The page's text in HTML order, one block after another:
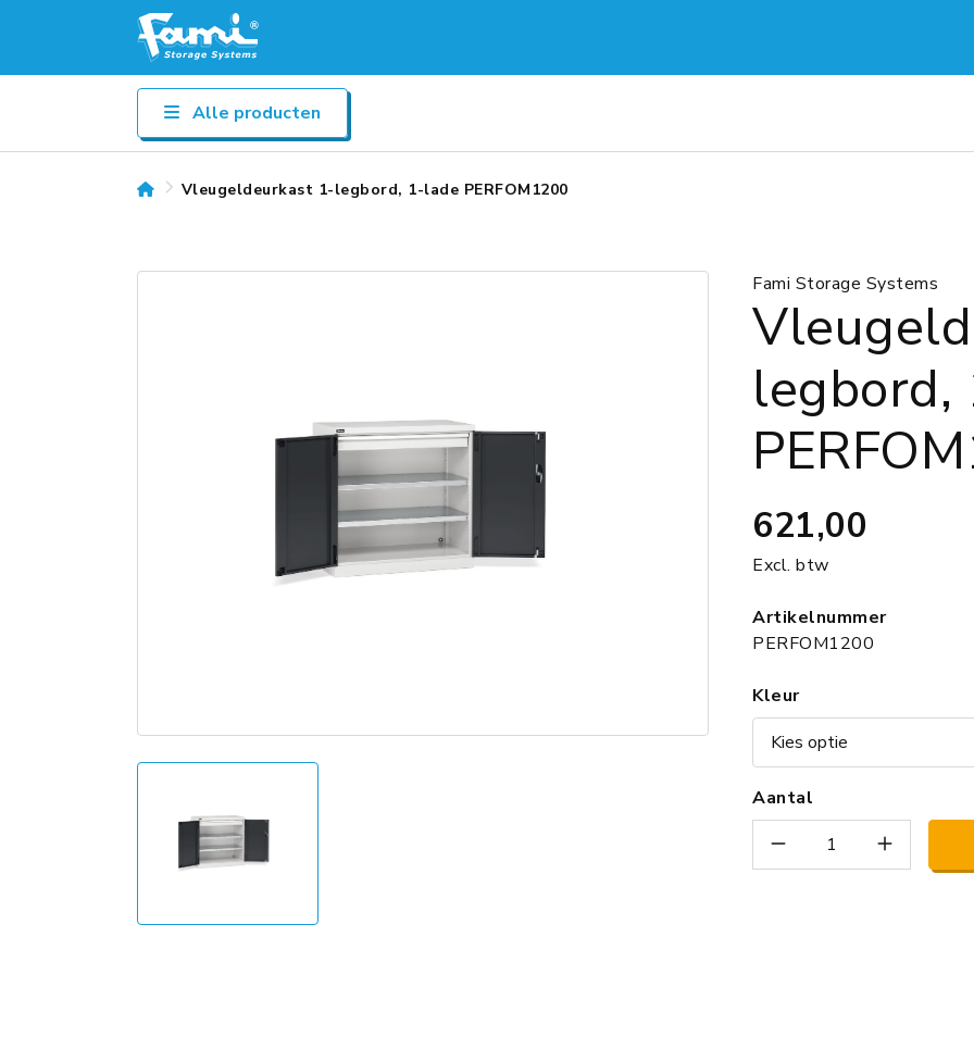
Alle producten
Vleugeldeurkast 1-legbord, 1-lade PERFOM1200
Fami Storage Systems
legbord,
621,00
Excl. btw
Artikelnummer
PERFOM1200
Kleur
Aantal